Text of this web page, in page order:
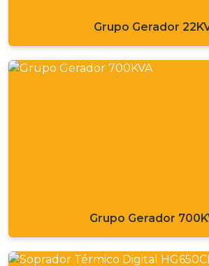
Grupo Gerador
Grupo Gerador